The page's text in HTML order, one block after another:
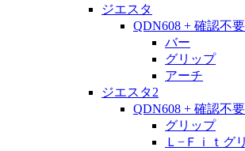
ジエスタ
QDN608 + 確認不
バー
グリップ
アーチ
ジエスタ2
QDN608 + 確認不
グリップ
Ｌ−Ｆｉｔグ